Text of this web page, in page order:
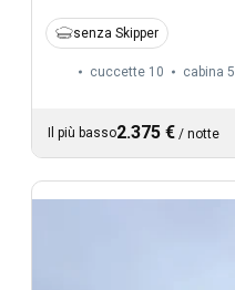
senza Skipper
cuccette 10 cabina 5
Il più basso2.375 € / notte